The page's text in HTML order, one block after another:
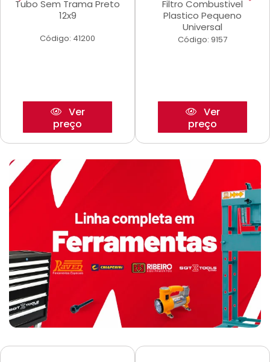
Tubo Sem Trama Preto
12x9
Código: 41200
Ver
preço
Filtro Combustivel
Plastico Pequeno
Universal
Código: 9157
Ver
preço